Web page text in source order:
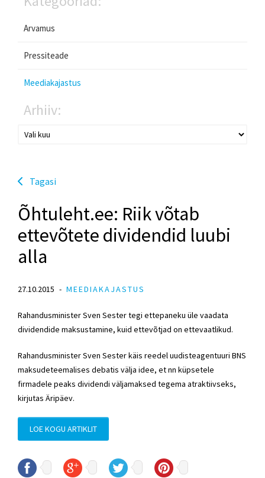
Arvamus
Pressiteade
Meediakajastus
Arhiiv:
Tagasi
Õhtuleht.ee: Riik võtab
ettevõtete dividendid luubi
alla
27.10.2015 MEEDIAKAJASTUS
Rahandusminister Sven Sester tegi ettepaneku üle vaadata
dividendide maksustamine, kuid ettevõtjad on ettevaatlikud.
Rahandusminister Sven Sester käis reedel uudisteagentuuri BNS
maksudeteemalises debatis välja idee, et nn küpsetele
firmadele peaks dividendi väljamaksed tegema atraktiivseks,
kirjutas Äripäev.
LOE KOGU ARTIKLIT